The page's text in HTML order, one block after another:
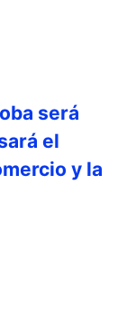
será
el
y la